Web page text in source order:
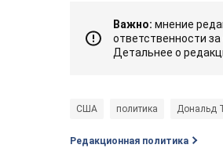
Важно: мнение
ответственности
Детальнее о
США политика Дональд
Редакционная политика